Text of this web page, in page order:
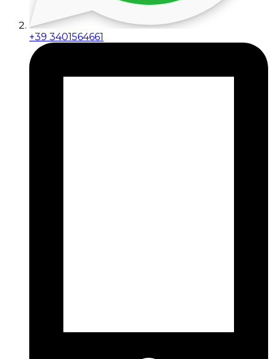
+39 3401564661